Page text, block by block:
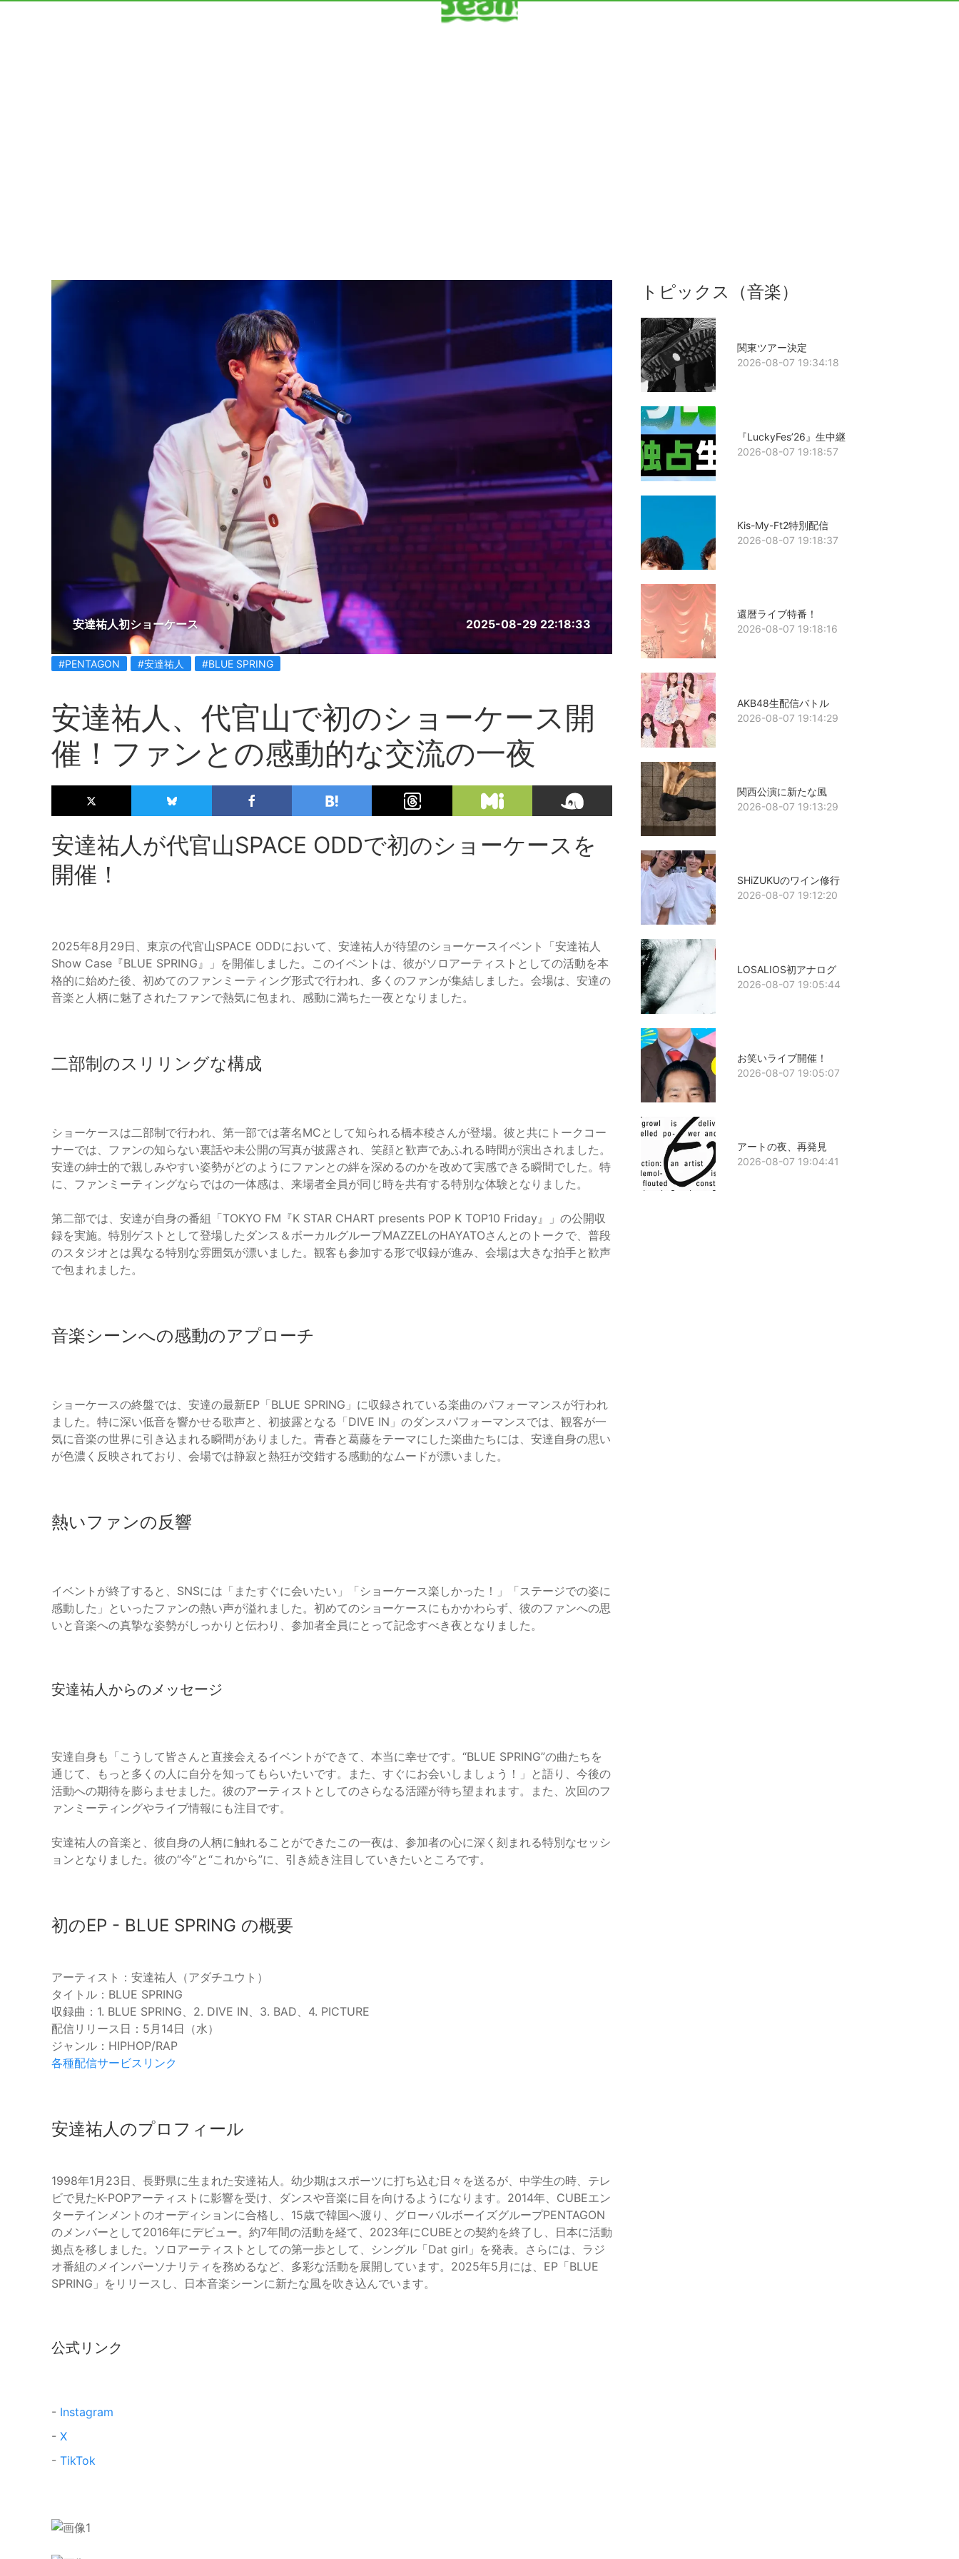
安達祐人初ショーケース 2025-08-29 22:18:33
#PENTAGON #安達祐人 #BLUE SPRING
安達祐人、代官山で初のショーケース開
催！ファンとの感動的な交流の一夜
安達祐人が代官山SPACE ODDで初のショーケースを
開催！
2025年8月29日、東京の代官山SPACE ODDにおいて、安達祐人が待望のショーケースイベント「安達祐人
Show Case『BLUE SPRING』」を開催しました。このイベントは、彼がソロアーティストとしての活動を本
格的に始めた後、初めてのファンミーティング形式で行われ、多くのファンが集結しました。会場は、安達の
音楽と人柄に魅了されたファンで熱気に包まれ、感動に満ちた一夜となりました。
二部制のスリリングな構成
ショーケースは二部制で行われ、第一部では著名MCとして知られる橋本稜さんが登場。彼と共にトークコー
ナーでは、ファンの知らない裏話や未公開の写真が披露され、笑顔と歓声であふれる時間が演出されました。
安達の紳士的で親しみやすい姿勢がどのようにファンとの絆を深めるのかを改めて実感できる瞬間でした。特
に、ファンミーティングならではの一体感は、来場者全員が同じ時を共有する特別な体験となりました。
第二部では、安達が自身の番組「TOKYO FM『K STAR CHART presents POP K TOP10 Friday』」の公開収
録を実施。特別ゲストとして登場したダンス＆ボーカルグループMAZZELのHAYATOさんとのトークで、普段
のスタジオとは異なる特別な雰囲気が漂いました。観客も参加する形で収録が進み、会場は大きな拍手と歓声
で包まれました。
音楽シーンへの感動のアプローチ
ショーケースの終盤では、安達の最新EP「BLUE SPRING」に収録されている楽曲のパフォーマンスが行われ
ました。特に深い低音を響かせる歌声と、初披露となる「DIVE IN」のダンスパフォーマンスでは、観客が一
気に音楽の世界に引き込まれる瞬間がありました。青春と葛藤をテーマにした楽曲たちには、安達自身の思い
が色濃く反映されており、会場では静寂と熱狂が交錯する感動的なムードが漂いました。
熱いファンの反響
イベントが終了すると、SNSには「またすぐに会いたい」「ショーケース楽しかった！」「ステージでの姿に
感動した」といったファンの熱い声が溢れました。初めてのショーケースにもかかわらず、彼のファンへの思
いと音楽への真摯な姿勢がしっかりと伝わり、参加者全員にとって記念すべき夜となりました。
安達祐人からのメッセージ
安達自身も「こうして皆さんと直接会えるイベントができて、本当に幸せです。“BLUE SPRING”の曲たちを
通じて、もっと多くの人に自分を知ってもらいたいです。また、すぐにお会いしましょう！」と語り、今後の
活動への期待を膨らませました。彼のアーティストとしてのさらなる活躍が待ち望まれます。また、次回のフ
ァンミーティングやライブ情報にも注目です。
安達祐人の音楽と、彼自身の人柄に触れることができたこの一夜は、参加者の心に深く刻まれる特別なセッシ
ョンとなりました。彼の“今”と“これから”に、引き続き注目していきたいところです。
初のEP - BLUE SPRING の概要
アーティスト：安達祐人（アダチユウト）
タイトル：BLUE SPRING
収録曲：1. BLUE SPRING、2. DIVE IN、3. BAD、4. PICTURE
配信リリース日：5月14日（水）
ジャンル：HIPHOP/RAP
各種配信サービスリンク
安達祐人のプロフィール
1998年1月23日、長野県に生まれた安達祐人。幼少期はスポーツに打ち込む日々を送るが、中学生の時、テレ
ビで見たK-POPアーティストに影響を受け、ダンスや音楽に目を向けるようになります。2014年、CUBEエン
ターテインメントのオーディションに合格し、15歳で韓国へ渡り、グローバルボーイズグループPENTAGON
のメンバーとして2016年にデビュー。約7年間の活動を経て、2023年にCUBEとの契約を終了し、日本に活動
拠点を移しました。ソロアーティストとしての第一歩として、シングル「Dat girl」を発表。さらには、ラジ
オ番組のメインパーソナリティを務めるなど、多彩な活動を展開しています。2025年5月には、EP「BLUE
SPRING」をリリースし、日本音楽シーンに新たな風を吹き込んでいます。
公式リンク
- Instagram
- X
- TikTok
トピックス（音楽）
関東ツアー決定
2026-08-07 19:34:18
『LuckyFes’26』生中継
2026-08-07 19:18:57
Kis-My-Ft2特別配信
2026-08-07 19:18:37
還暦ライブ特番！
2026-08-07 19:18:16
AKB48生配信バトル
2026-08-07 19:14:29
関西公演に新たな風
2026-08-07 19:13:29
SHiZUKUのワイン修行
2026-08-07 19:12:20
LOSALIOS初アナログ
2026-08-07 19:05:44
お笑いライブ開催！
2026-08-07 19:05:07
アートの夜、再発見
2026-08-07 19:04:41